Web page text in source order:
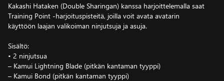
Kakashi Hataken (Double Sharingan) kanssa harjoittelemalla saat
Training Point -harjoituspisteitä, joilla voit avata avatarin
käyttöön laajan valikoiman ninjutsuja ja asuja.
Sisältö:
• 2 ninjutsua
– Kamui Lightning Blade (pitkän kantaman tyyppi)
– Kamui Bond (pitkän kantaman tyyppi)